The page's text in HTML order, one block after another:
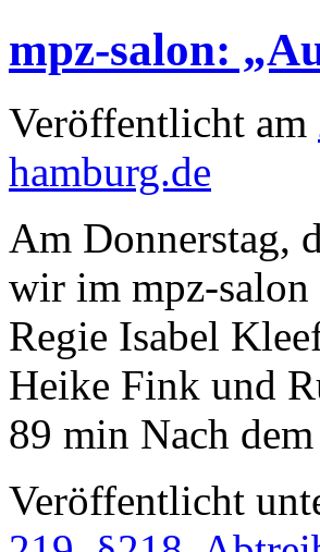
mpz-salon:
Veröffentlicht am
hamburg.de
Am Donnerstag,
wir im mpz-
Regie Isabel
Heike Fink und
89 min Nach
Veröffentlicht